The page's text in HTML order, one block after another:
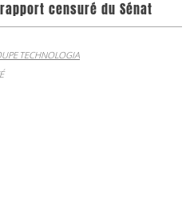
censuré du Sénat
TECHNOLOGIA